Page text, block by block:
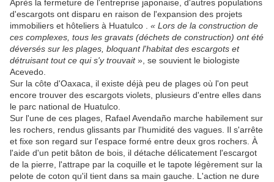
Après la fermeture de l'entreprise japonaise, d'autres populations
d'escargots ont disparu en raison de l'expansion des projets
immobiliers et hôteliers à Huatulco . « Lors de la construction de
ces complexes, tous les gravats (déchets de construction) ont été
déversés sur les plages, bloquant l'habitat des escargots et
détruisant tout ce qui s'y trouvait», se souvient le biologiste
Acevedo.
Sur la côte d'Oaxaca, il existe déjà peu de plages où l'on peut
encore trouver des escargots violets, plusieurs d'entre elles dans
le parc national de Huatulco.
Sur l'une de ces plages, Rafael Avendaño marche habilement sur
les rochers, rendus glissants par l'humidité des vagues. Il s'arrête
et fixe son regard sur l'espace formé entre deux gros rochers. À
l'aide d'un petit bâton de bois, il détache délicatement l'escargot
de la pierre, l'attrape par la coquille et le tapote légèrement sur la
pelote de coton qu'il tient dans sa main gauche. L'action ne dure